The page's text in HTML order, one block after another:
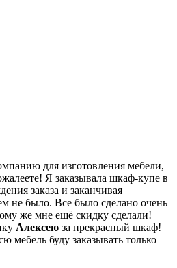
для изготовления мебели,
Я заказывала шкаф-купе в
заказа и заканчивая
не было. Все было сделано очень
же мне ещё скидку сделали!
Алексею за прекрасный шкаф!
мебель буду заказывать только